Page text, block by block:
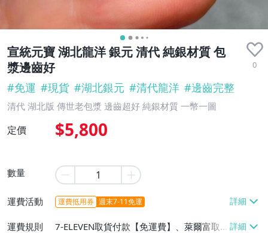
宣統元寶 湖北龍洋 銀元 清代 純銀材質 包
漿邊齒好
0
#免運 #現貨 #湖北銀元 #清代龍洋 #邊齒完整
清代 湖北版 傳世老包漿 邊齒超好 純銀材質 一幣一圖
定價 $5,800
數量
運費活動 運費抵用券 週末7-11免運
運費規則
7-ELEVEN取貨付款【免運費】、萊爾富取